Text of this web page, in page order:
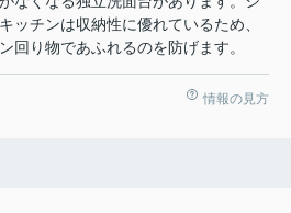
ッチンは収納性に優れているため、
回り物であふれるのを防げます。
情報の見方